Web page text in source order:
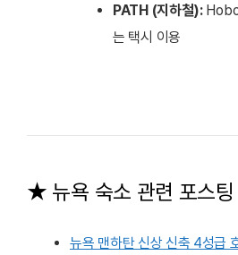
PATH (지하철):
는 택시 이용
★ 뉴욕 숙소 관련 포스팅
뉴욕 맨하탄 신상 신축 4성급